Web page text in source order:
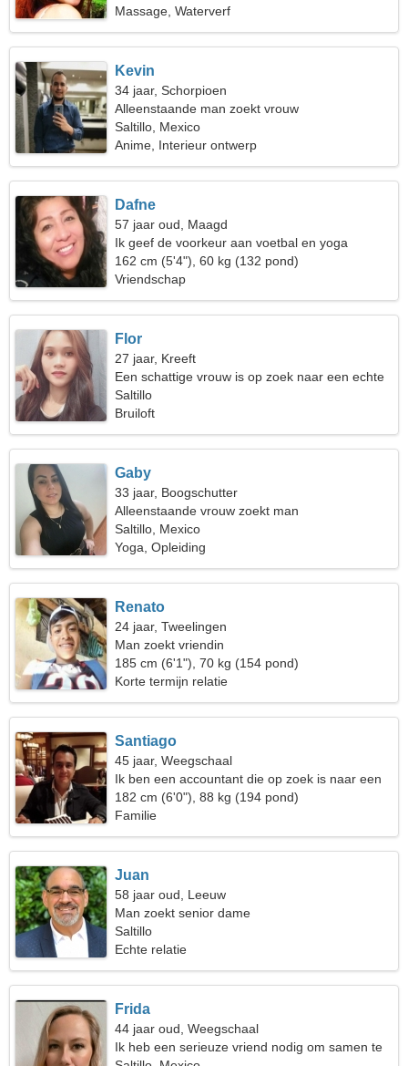
Massage, Waterverf
Kevin
34 jaar, Schorpioen
Alleenstaande man zoekt vrouw
Saltillo, Mexico
Anime, Interieur ontwerp
Dafne
57 jaar oud, Maagd
Ik geef de voorkeur aan voetbal en yoga
162 cm (5'4"), 60 kg (132 pond)
Vriendschap
Flor
27 jaar, Kreeft
Een schattige vrouw is op zoek naar een echte
relatie
Saltillo
Bruiloft
Gaby
33 jaar, Boogschutter
Alleenstaande vrouw zoekt man
Saltillo, Mexico
Yoga, Opleiding
Renato
24 jaar, Tweelingen
Man zoekt vriendin
185 cm (6'1"), 70 kg (154 pond)
Korte termijn relatie
Santiago
45 jaar, Weegschaal
Ik ben een accountant die op zoek is naar een
hete vrouw
182 cm (6'0"), 88 kg (194 pond)
Familie
Juan
58 jaar oud, Leeuw
Man zoekt senior dame
Saltillo
Echte relatie
Frida
44 jaar oud, Weegschaal
Ik heb een serieuze vriend nodig om samen te